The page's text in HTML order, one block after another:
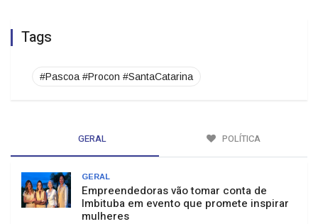
Tags
#Pascoa #Procon #SantaCatarina
GERAL POLÍTICA
GERAL
Empreendedoras vão tomar conta de
Imbituba em evento que promete inspirar
mulheres